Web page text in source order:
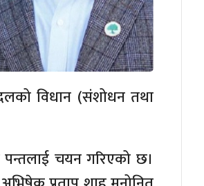
विधान (संशोधन तथा
पन्तलाई चयन गरिएको छ।